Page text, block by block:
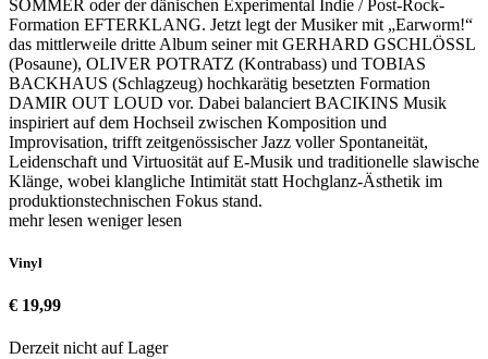
SOMMER oder der dänischen Experimental Indie / Post-Rock-
Formation EFTERKLANG. Jetzt legt der Musiker mit „Earworm!“
das mittlerweile dritte Album seiner mit GERHARD GSCHLÖSSL
(Posaune), OLIVER POTRATZ (Kontrabass) und TOBIAS
BACKHAUS (Schlagzeug) hochkarätig besetzten Formation
DAMIR OUT LOUD vor. Dabei balanciert BACIKINS Musik
inspiriert auf dem Hochseil zwischen Komposition und
Improvisation, trifft zeitgenössischer Jazz voller Spontaneität,
Leidenschaft und Virtuosität auf E-Musik und traditionelle slawische
Klänge, wobei klangliche Intimität statt Hochglanz-Ästhetik im
produktionstechnischen Fokus stand.
mehr lesen weniger lesen
Vinyl
€ 19,99
Derzeit nicht auf Lager